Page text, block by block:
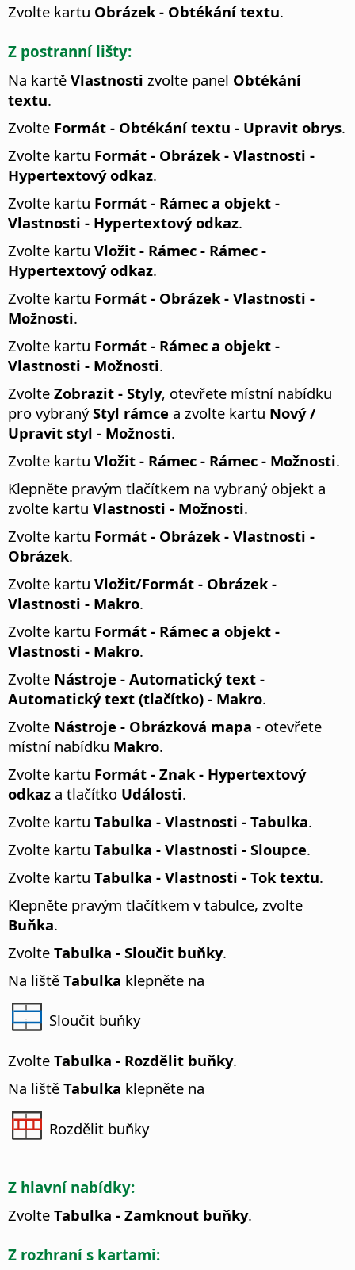
Zvolte kartu Obrázek - Obtékání textu.
Z postranní lišty:
Na kartě Vlastnosti zvolte panel Obtékání
textu.
Zvolte Formát - Obtékání textu - Upravit obrys.
Zvolte kartu Formát - Obrázek - Vlastnosti -
Hypertextový odkaz.
Zvolte kartu Formát - Rámec a objekt -
Vlastnosti - Hypertextový odkaz.
Zvolte kartu Vložit - Rámec - Rámec -
Hypertextový odkaz.
Zvolte kartu Formát - Obrázek - Vlastnosti -
Možnosti.
Zvolte kartu Formát - Rámec a objekt -
Vlastnosti - Možnosti.
Zvolte Zobrazit - Styly, otevřete místní nabídku
pro vybranýStyl rámce a zvolte kartu Nový /
Upravit styl - Možnosti.
Zvolte kartu Vložit - Rámec - Rámec - Možnosti.
Klepněte pravým tlačítkem na vybraný objekt a
zvolte kartu Vlastnosti - Možnosti.
Zvolte kartu Formát - Obrázek - Vlastnosti -
Obrázek.
Zvolte kartu Vložit/Formát - Obrázek -
Vlastnosti - Makro.
Zvolte kartu Formát - Rámec a objekt -
Vlastnosti - Makro.
Zvolte Nástroje - Automatický text -
Automatický text (tlačítko) - Makro.
Zvolte Nástroje - Obrázková mapa - otevřete
místní nabídku Makro.
Zvolte kartu Formát - Znak - Hypertextový
odkaz a tlačítko Události.
Zvolte kartu Tabulka - Vlastnosti - Tabulka.
Zvolte kartu Tabulka - Vlastnosti - Sloupce.
Zvolte kartu Tabulka - Vlastnosti - Tok textu.
Klepněte pravým tlačítkem v tabulce, zvolte
Buňka.
Zvolte Tabulka - Sloučit buňky.
Na liště Tabulka klepněte na
Sloučit buňky
Zvolte Tabulka - Rozdělit buňky.
Na liště Tabulka klepněte na
Rozdělit buňky
Z hlavní nabídky:
Zvolte Tabulka - Zamknout buňky.
Z rozhraní s kartami: